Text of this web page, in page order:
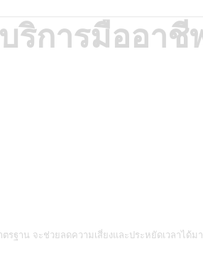
ริการมืออาชี
รฐาน จะช่วยลดความเสี่ยงและประหยัดเวลาได้ม